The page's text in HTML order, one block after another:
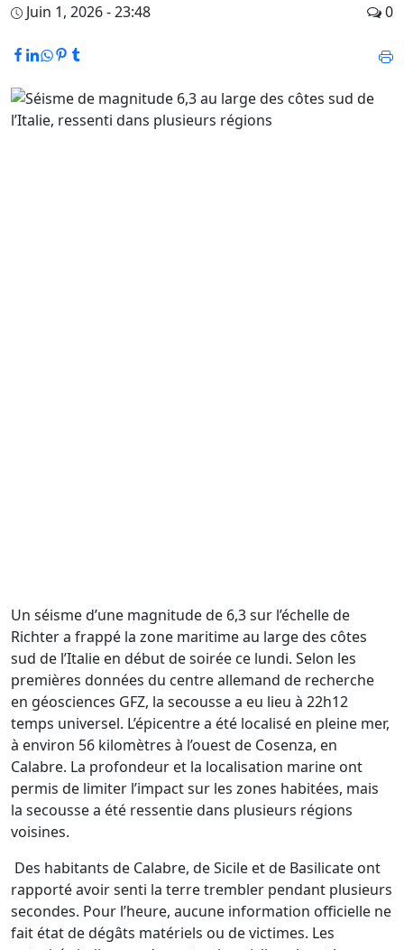
Juin 1, 2026 - 23:48 0
Un séisme d’une magnitude de 6,3 sur l’échelle de
Richter a frappé la zone maritime au large des côtes
sud de l’Italie en début de soirée ce lundi. Selon les
premières données du centre allemand de recherche
en géosciences GFZ, la secousse a eu lieu à 22h12
temps universel. L’épicentre a été localisé en pleine mer,
à environ 56 kilomètres à l’ouest de Cosenza, en
Calabre. La profondeur et la localisation marine ont
permis de limiter l’impact sur les zones habitées, mais
la secousse a été ressentie dans plusieurs régions
voisines.
Des habitants de Calabre, de Sicile et de Basilicate ont
rapporté avoir senti la terre trembler pendant plusieurs
secondes. Pour l’heure, aucune information officielle ne
fait état de dégâts matériels ou de victimes. Les